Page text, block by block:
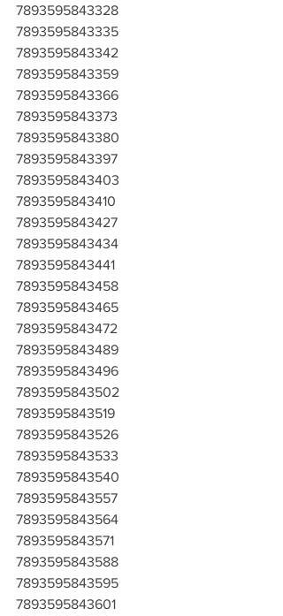
7893595843328
7893595843335
7893595843342
7893595843359
7893595843366
7893595843373
7893595843380
7893595843397
7893595843403
7893595843410
7893595843427
7893595843434
7893595843441
7893595843458
7893595843465
7893595843472
7893595843489
7893595843496
7893595843502
7893595843519
7893595843526
7893595843533
7893595843540
7893595843557
7893595843564
7893595843571
7893595843588
7893595843595
7893595843601